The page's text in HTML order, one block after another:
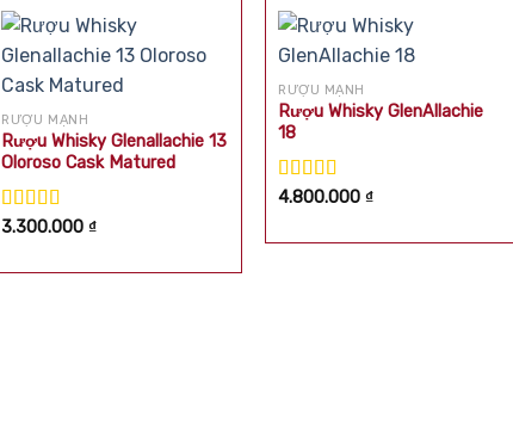
RƯỢU MẠNH
Rượu Whisky Glenallachie 13
Oloroso Cask Matured
Được xếp
3.300.000₫
RƯỢU MẠNH
Rượu Whisky GlenAllachie
18
Được xếp
4.800.000₫